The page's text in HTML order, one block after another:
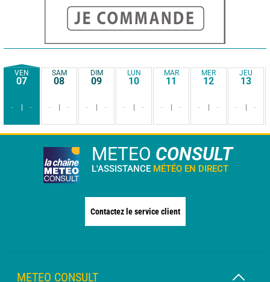
VEN
07
- -
SAM
08
- -
DIM
09
- -
LUN
10
- -
MAR
11
- -
MER
12
- -
JEU
13
- -
METEO CONSULT
L'ASSISTANCE MÉTÉO EN DIRECT
Contactez le service client
METEO CONSULT